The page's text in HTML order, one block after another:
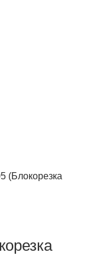
(Блокорезка